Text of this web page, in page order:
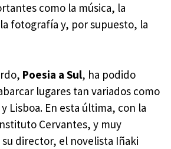
como la música, la
fotografía y, por supuesto, la
Poesia a Sul, ha podido
lugares tan variados como
Lisboa. En esta última, con la
Cervantes, y muy
director, el novelista Iñaki